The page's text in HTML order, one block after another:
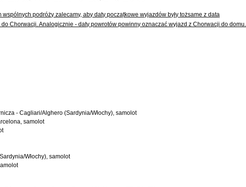
podróży zalecamy, aby daty początkowe wyjazdów były tożsame z datą
Chorwacji. Analogicznie - daty powrotów powinny oznaczać wyjazd z Chorwacji do domu.
- Cagliari/Alghero (Sardynia/Włochy), samolot
samolot
Włochy), samolot